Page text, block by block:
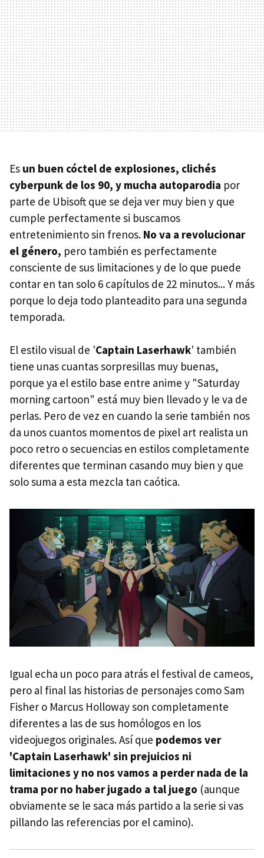
Es un buen cóctel de explosiones, clichés
cyberpunk de los 90, y mucha autoparodia por
parte de Ubisoft que se deja ver muy bien y que
cumple perfectamente si buscamos
entretenimiento sin frenos. No va a revolucionar
el género, pero también es perfectamente
consciente de sus limitaciones y de lo que puede
contar en tan solo 6 capítulos de 22 minutos... Y más
porque lo deja todo planteadito para una segunda
temporada.
El estilo visual de 'Captain Laserhawk' también
tiene unas cuantas sorpresillas muy buenas,
porque ya el estilo base entre anime y "Saturday
morning cartoon" está muy bien llevado y le va de
perlas. Pero de vez en cuando la serie también nos
da unos cuantos momentos de pixel art realista un
poco retro o secuencias en estilos completamente
diferentes que terminan casando muy bien y que
solo suma a esta mezcla tan caótica.
Igual echa un poco para atrás el festival de cameos,
pero al final las historias de personajes como Sam
Fisher o Marcus Holloway son completamente
diferentes a las de sus homólogos en los
videojuegos originales. Así que podemos ver
'Captain Laserhawk' sin prejuicios ni
limitaciones y no nos vamos a perder nada de la
trama por no haber jugado a tal juego (aunque
obviamente se le saca más partido a la serie si vas
pillando las referencias por el camino).